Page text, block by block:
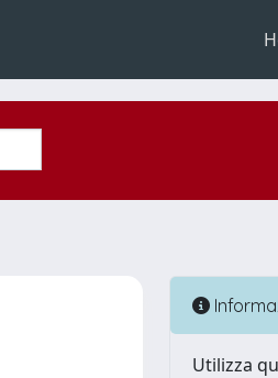
Utilizza